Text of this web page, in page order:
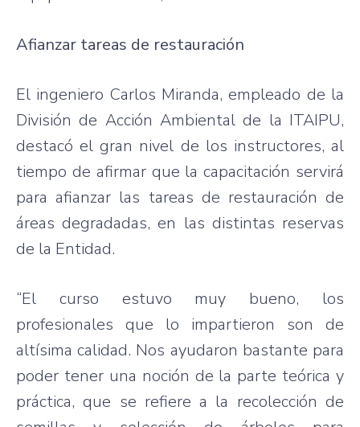
Afianzar tareas de restauración
El ingeniero Carlos Miranda, empleado de la
División de Acción Ambiental de la ITAIPU,
destacó el gran nivel de los instructores, al
tiempo de afirmar que la capacitación servirá
para afianzar las tareas de restauración de
áreas degradadas, en las distintas reservas
de la Entidad.
“El curso estuvo muy bueno, los
profesionales que lo impartieron son de
altísima calidad. Nos ayudaron bastante para
poder tener una noción de la parte teórica y
práctica, que se refiere a la recolección de